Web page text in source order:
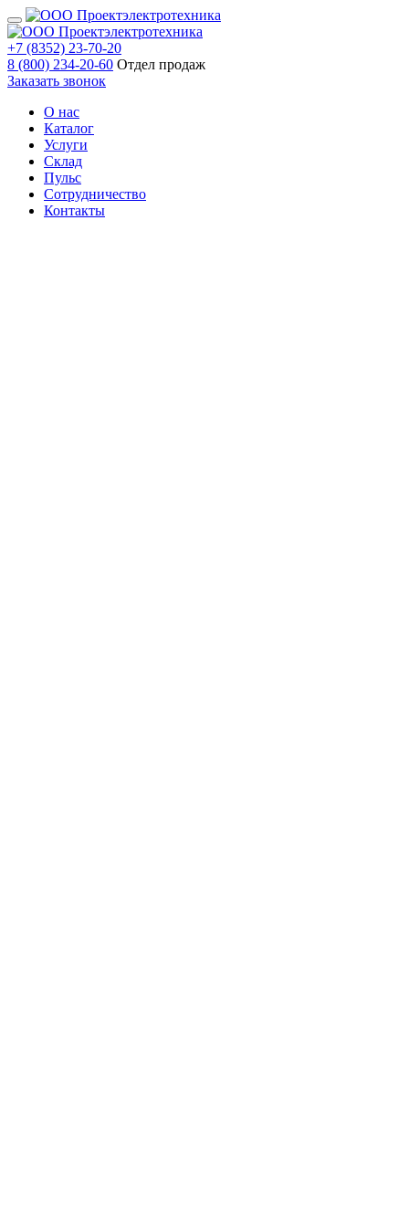
+7 (8352) 23-70-20
8 (800) 234-20-60 Отдел продаж
Заказать звонок
О нас
Каталог
Услуги
Склад
Пульс
Сотрудничество
Контакты